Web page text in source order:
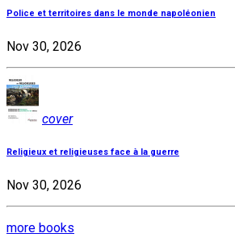
Police et territoires dans le monde napoléonien
Nov 30, 2026
cover
Religieux et religieuses face à la guerre
Nov 30, 2026
more books